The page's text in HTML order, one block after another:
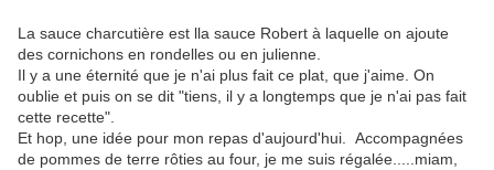
La sauce charcutière est lla sauce Robert à laquelle on ajoute
des cornichons en rondelles ou en julienne.
Il y a une éternité que je n'ai plus fait ce plat, que j'aime. On
oublie et puis on se dit "tiens, il y a longtemps que je n'ai pas fait
cette recette".
Et hop, une idée pour mon repas d'aujourd'hui. Accompagnées
de pommes de terre rôties au four, je me suis régalée.....miam,